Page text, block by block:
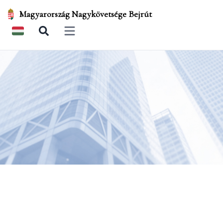
Magyarország Nagykövetsége Bejrút
Open main menu